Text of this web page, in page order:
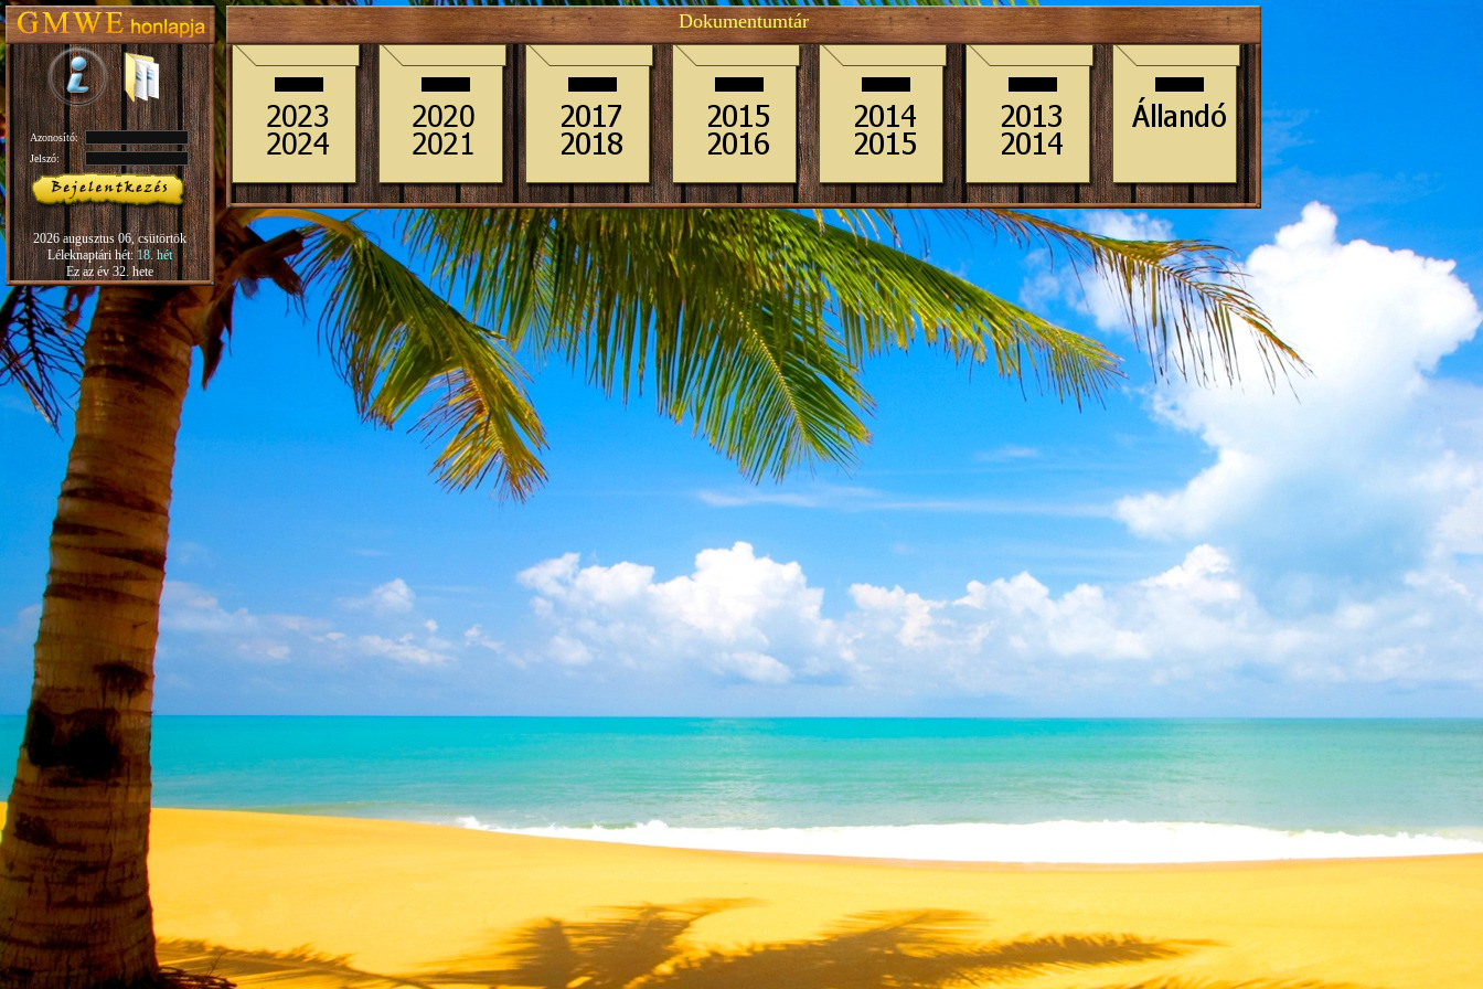
Azonosító:
Jelszó:
2026 augusztus 06, csütörtök
Léleknaptári hét:18. hét
Ez az év 32. hete
Dokumentumtár